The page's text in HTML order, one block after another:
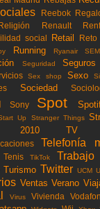
Reebok
Renault
social Retail
Running Ryanair SEM
Seguridad Seguros
Sex shop Sexo
Sociedad
Sony Spot
Up Stranger Things
2010
TV
Telefonía
Tenis TikTok Trabajo
Turismo Twitter UCM
Ventas Verano
Virus Vivienda